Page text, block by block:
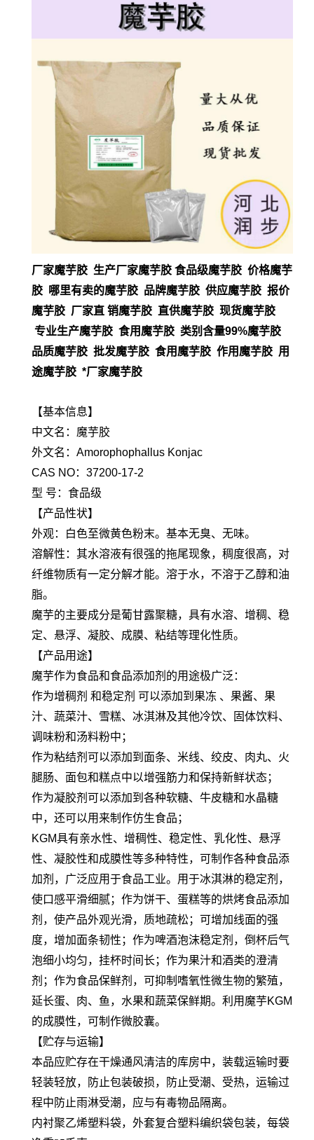
厂家魔芋胶 生产厂家魔芋胶 食品级魔芋胶 价格魔芋
胶 哪里有卖的魔芋胶 品牌魔芋胶 供应魔芋胶 报价
魔芋胶 厂家直 销魔芋胶 直供魔芋胶 现货魔芋胶
专业生产魔芋胶 食用魔芋胶 类别含量99%魔芋胶
品质魔芋胶 批发魔芋胶 食用魔芋胶 作用魔芋胶 用
途魔芋胶 *厂家魔芋胶
【基本信息】
中文名：魔芋胶
外文名：Amorophophallus Konjac
CAS NO：37200-17-2
型 号：食品级
【产品性状】
外观：白色至微黄色粉末。基本无臭、无味。
溶解性：其水溶液有很强的拖尾现象，稠度很高，对
纤维物质有一定分解才能。溶于水，不溶于乙醇和油
脂。
魔芋的主要成分是葡甘露聚糖，具有水溶、增稠、稳
定、悬浮、凝胶、成膜、粘结等理化性质。
【产品用途】
魔芋作为食品和食品添加剂的用途极广泛：
作为增稠剂 和稳定剂 可以添加到果冻 、果酱、果
汁、蔬菜汁、雪糕、冰淇淋及其他冷饮、固体饮料、
调味粉和汤料粉中；
作为粘结剂可以添加到面条、米线、绞皮、肉丸、火
腿肠、面包和糕点中以增强筋力和保持新鲜状态；
作为凝胶剂可以添加到各种软糖、牛皮糖和水晶糖
中，还可以用来制作仿生食品；
KGM具有亲水性、增稠性、稳定性、乳化性、悬浮
性、凝胶性和成膜性等多种特性，可制作各种食品添
加剂，广泛应用于食品工业。用于冰淇淋的稳定剂，
使口感平滑细腻；作为饼干、蛋糕等的烘烤食品添加
剂，使产品外观光滑，质地疏松；可增加线面的强
度，增加面条韧性；作为啤酒泡沫稳定剂，倒杯后气
泡细小均匀，挂杯时间长；作为果汁和酒类的澄清
剂；作为食品保鲜剂，可抑制嗜氧性微生物的繁殖，
延长蛋、肉、鱼，水果和蔬菜保鲜期。利用魔芋KGM
的成膜性，可制作微胶囊。
【贮存与运输】
本品应贮存在干燥通风清洁的库房中，装载运输时要
轻装轻放，防止包装破损，防止受潮、受热，运输过
程中防止雨淋受潮，应与有毒物品隔离。
内衬聚乙烯塑料袋，外套复合塑料编织袋包装，每袋